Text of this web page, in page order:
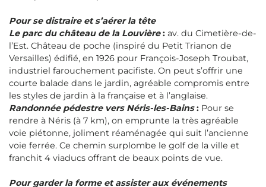
Pour se distraire et s’aérer la tête
Le parc du château de la Louvière: av. du Cimetière-de-
l’Est. Château de poche (inspiré du Petit Trianon de
Versailles) édifié, en 1926 pour François-Joseph Troubat,
industriel farouchement pacifiste. On peut s’offrir une
courte balade dans le jardin, agréable compromis entre
les styles de jardin à la française et à l’anglaise.
Randonnée pédestre vers Néris-les-Bains: Pour se
rendre à Néris (à 7 km), on emprunte la très agréable
voie piétonne, joliment réaménagée qui suit l’ancienne
voie ferrée. Ce chemin surplombe le golf de la ville et
franchit 4 viaducs offrant de beaux points de vue.
Pour garder la forme et assister aux événements